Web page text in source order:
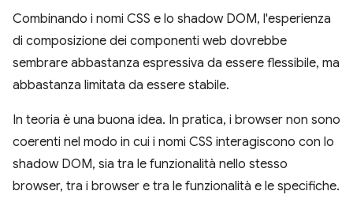
Combinando i nomi CSS e lo shadow DOM, l'esperienza
di composizione dei componenti web dovrebbe
sembrare abbastanza espressiva da essere flessibile, ma
abbastanza limitata da essere stabile.
In teoria è una buona idea. In pratica, i browser non sono
coerenti nel modo in cui i nomi CSS interagiscono con lo
shadow DOM, sia tra le funzionalità nello stesso
browser, tra i browser e tra le funzionalità e le specifiche.